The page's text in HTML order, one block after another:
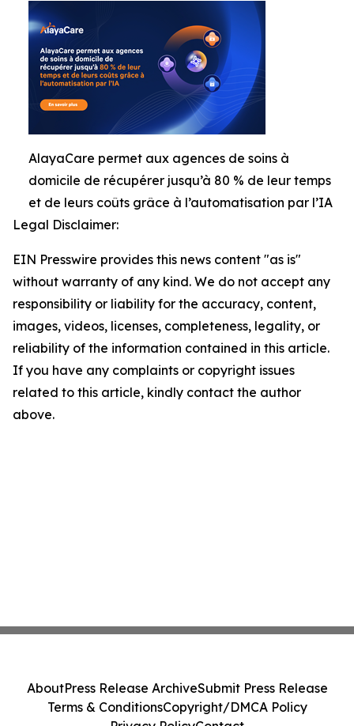
AlayaCare permet aux agences de soins à
domicile de récupérer jusqu’à 80 % de leur temps
et de leurs coûts grâce à l’automatisation par l’IA
Legal Disclaimer:
EIN Presswire provides this news content "as is"
without warranty of any kind. We do not accept any
responsibility or liability for the accuracy, content,
images, videos, licenses, completeness, legality, or
reliability of the information contained in this article.
If you have any complaints or copyright issues
related to this article, kindly contact the author
above.
AboutPress Release ArchiveSubmit Press Release
Terms & ConditionsCopyright/DMCA Policy